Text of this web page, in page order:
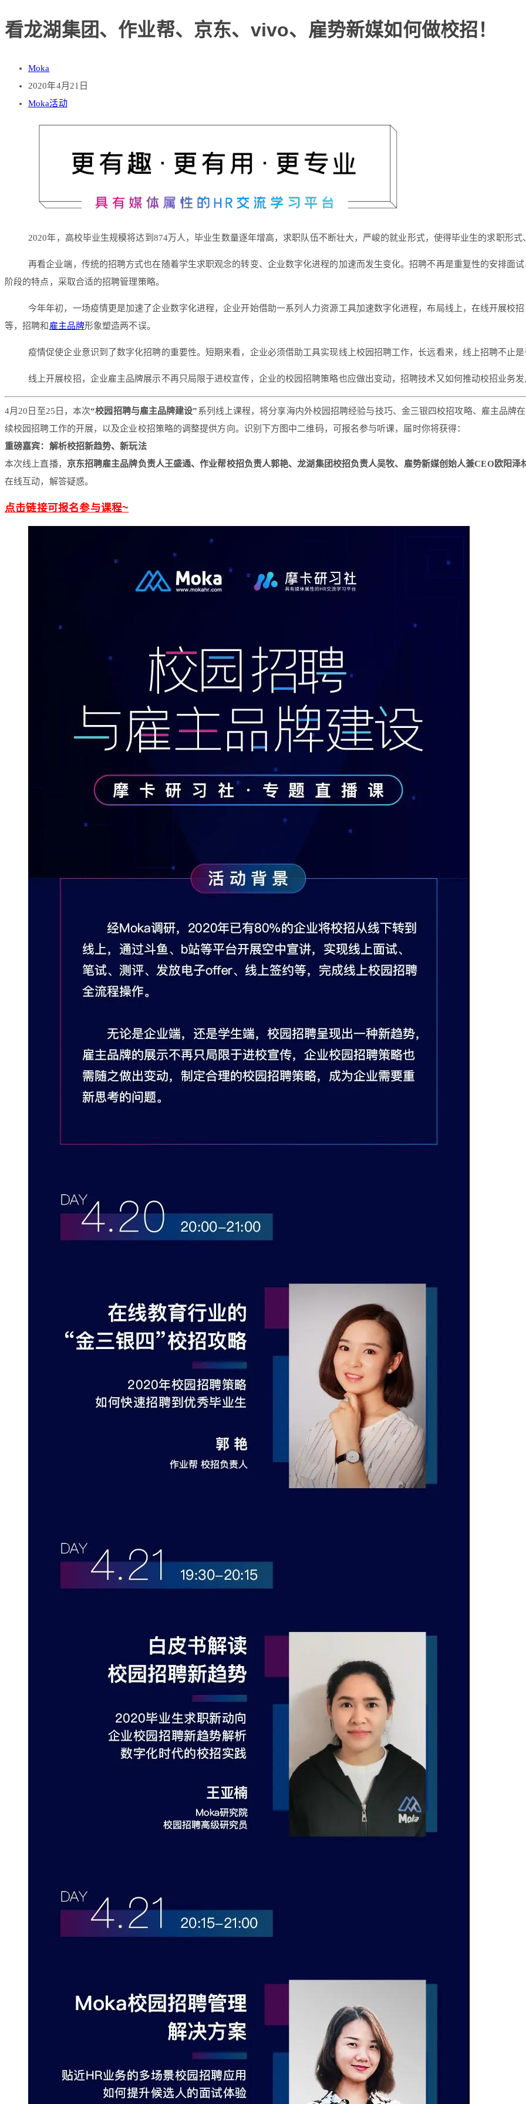
看龙湖集团、作业帮、京东、vivo、雇势新媒如何做校招！
Moka
2020年4月21日
Moka活动
2020年，高校毕业生规模将达到874万人，毕业生数量逐年增高，求职队伍不断壮大，严峻的就业形式，使得毕业生的求职形
再看企业端，传统的招聘方式也在随着学生求职观念的转变、企业数字化进程的加速而发生变化。招聘不再是重复性的安排面
阶段的特点，采取合适的招聘管理策略。
今年年初，一场疫情更是加速了企业数字化进程，企业开始借助一系列人力资源工具加速数字化进程，布局线上，在线开展校
等，招聘和 雇主品牌形象塑造两不误。
疫情促使企业意识到了数字化招聘的重要性。短期来看，企业必须借助工具实现线上校园招聘工作，长远看来，线上招聘不止
线上开展校招，企业雇主品牌展示不再只局限于进校宣传，企业的校园招聘策略也应做出变动，招聘技术又如何推动校招业务
4月20日至25日，本次“校园招聘与雇主品牌建设”系列线上课程，将分享海内外校园招聘经验与技巧、金三银四校招攻略、雇主品牌
续校园招聘工作的开展，以及企业校招策略的调整提供方向。识别下方图中二维码，可报名参与听课，届时你将获得：
重磅嘉宾：解析校招新趋势、新玩法
本次线上直播， 京东招聘雇主品牌负责人王盛通、作业帮校招负责人郭艳、龙湖集团校招负责人吴牧、雇势新媒创始人兼CEO欧阳
在线互动，解答疑惑。
点击链接可报名参与课程~